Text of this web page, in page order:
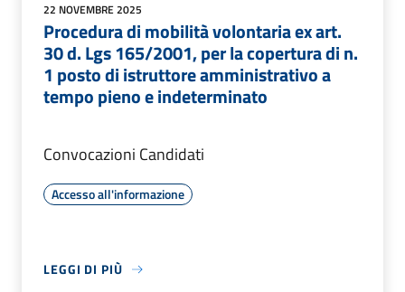
22 NOVEMBRE 2025
Procedura di mobilità volontaria ex art.
30 d. Lgs 165/2001, per la copertura di n.
1 posto di istruttore amministrativo a
tempo pieno e indeterminato
Convocazioni Candidati
Accesso all'informazione
LEGGI DI PIÙ